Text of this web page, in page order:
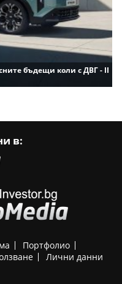
бъдещи коли с ДВГ - II
в:
Портфолио
Лични данни